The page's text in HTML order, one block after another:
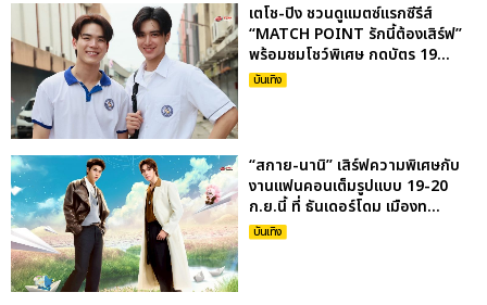
เตโช-ปิง ชวนดูแมตซ์แรกซีรีส์
“MATCH POINT รักนี้ต้องเสิร์ฟ”
พร้อมชมโชว์พิเศษ กดบัตร 19...
บันเทิง
“สกาย-นานิ” เสิร์ฟความพิเศษกับ
งานแฟนคอนเต็มรูปแบบ 19-20
ก.ย.นี้ ที่ ธันเดอร์โดม เมืองท...
บันเทิง